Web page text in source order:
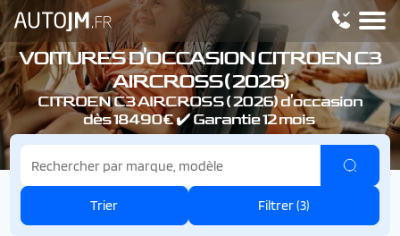
VOITURES D'OCCASION CITROEN C3
AIRCROSS ( 2026)
CITROEN C3 AIRCROSS ( 2026) d'occasion
dès 18490€ ✔️ Garantie 12 mois
Trier Filtrer (3)